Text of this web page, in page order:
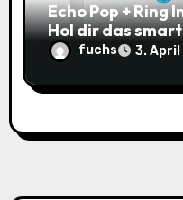
Echo Pop + Ring
Hol dir das
fuchs 3.